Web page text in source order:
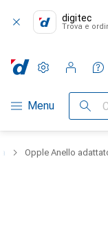
digitec
Trova e
Categoria
Menu Cerca
Impostazioni
Conto cliente
Liste di
Liste dei desideri
Carrello
Opple Anello